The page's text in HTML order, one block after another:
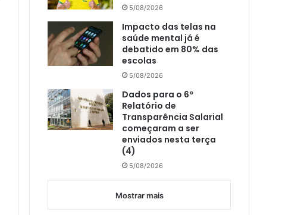
5/08/2026
Impacto das telas na
saúde mental já é
debatido em 80% das
escolas
5/08/2026
Dados para o 6º
Relatório de
Transparência Salarial
começaram a ser
enviados nesta terça
(4)
5/08/2026
Mostrar mais